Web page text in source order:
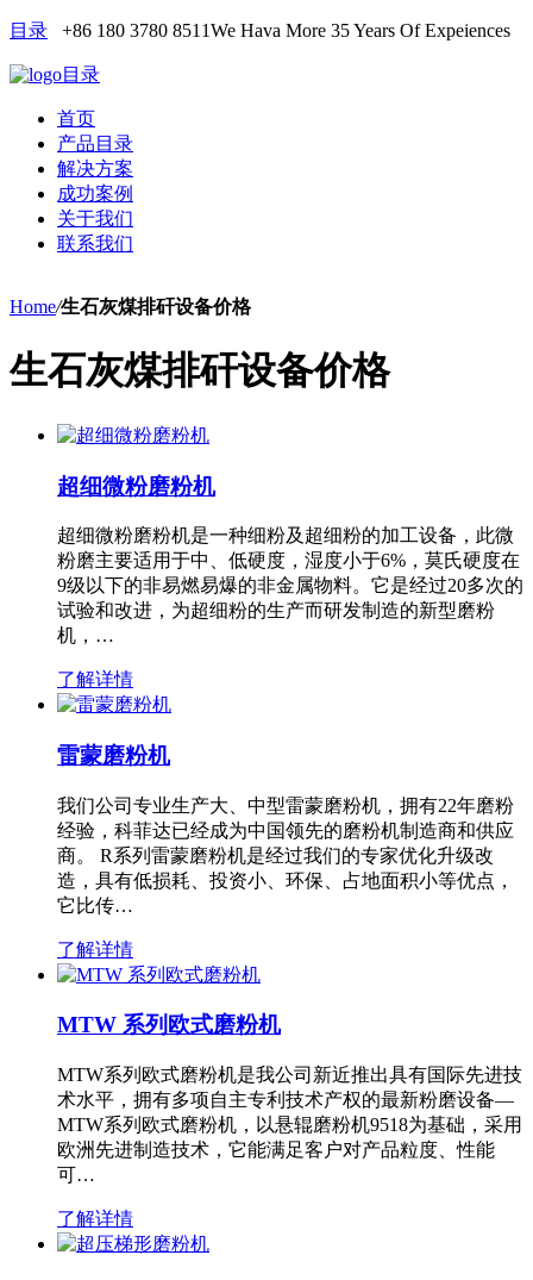
目录 +86 180 3780 8511We Hava More 35 Years Of Expeiences
目录
首页
产品目录
解决方案
成功案例
关于我们
联系我们
Home/生石灰煤排矸设备价格
生石灰煤排矸设备价格
超细微粉磨粉机
超细微粉磨粉机是一种细粉及超细粉的加工设备，此微
粉磨主要适用于中、低硬度，湿度小于6%，莫氏硬度在
9级以下的非易燃易爆的非金属物料。它是经过20多次的
试验和改进，为超细粉的生产而研发制造的新型磨粉
机，…
了解详情
雷蒙磨粉机
我们公司专业生产大、中型雷蒙磨粉机，拥有22年磨粉
经验，科菲达已经成为中国领先的磨粉机制造商和供应
商。 R系列雷蒙磨粉机是经过我们的专家优化升级改
造，具有低损耗、投资小、环保、占地面积小等优点，
它比传…
了解详情
MTW 系列欧式磨粉机
MTW系列欧式磨粉机是我公司新近推出具有国际先进技
术水平，拥有多项自主专利技术产权的最新粉磨设备—
MTW系列欧式磨粉机，以悬辊磨粉机9518为基础，采用
欧洲先进制造技术，它能满足客户对产品粒度、性能
可…
了解详情